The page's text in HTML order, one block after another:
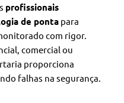
profissionais
de ponta para
com rigor.
comercial ou
proporciona
falhas na segurança.